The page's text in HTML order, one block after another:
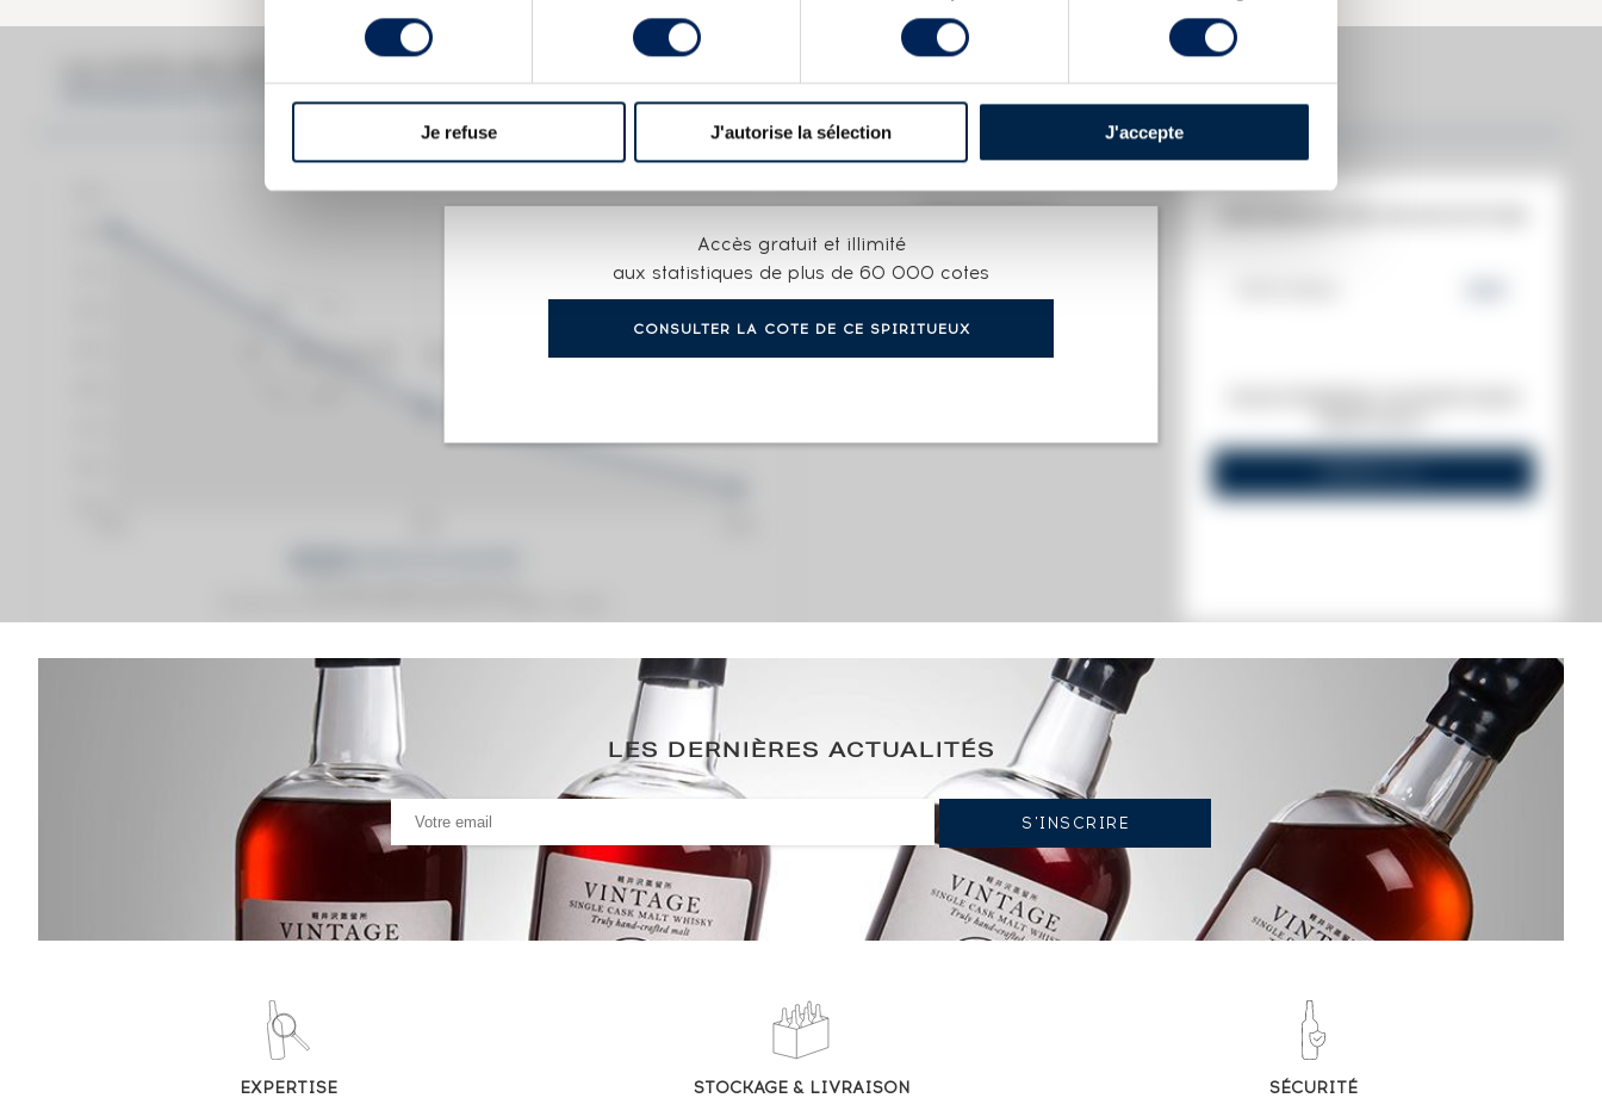
consentement
Je refuse J'autorise la sélection J'accepte
Accès gratuit et illimité
aux statistiques de plus de 60 000 cotes
CONSULTER LA COTE DE CE SPIRITUEUX
255
Analyse & Performance du spiritueux
Springbank Set Of. Open Day - May 2022 3x20cl
VARIATION DE LA COTE TENDANCE ACTUELLE DE LA COTE
TENDANCE À LA BAISSE
EN 2026 PAR RAPPORT À 2025
LES DERNIÈRES ACTUALITÉS
EXPERTISE STOCKAGE & LIVRAISON SÉCURITÉ